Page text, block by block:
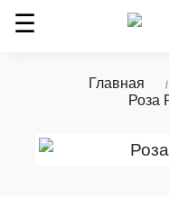
Главная
Роза